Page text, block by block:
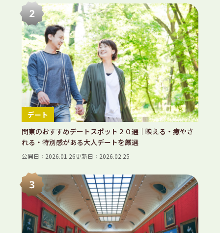
デート
関東のおすすめデートスポット２０選｜映える・癒やさ
れる・特別感がある大人デートを厳選
公開日：2026.01.26更新日：2026.02.25